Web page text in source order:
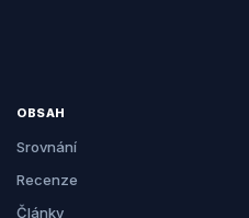
OBSAH
Srovnání
Recenze
Články